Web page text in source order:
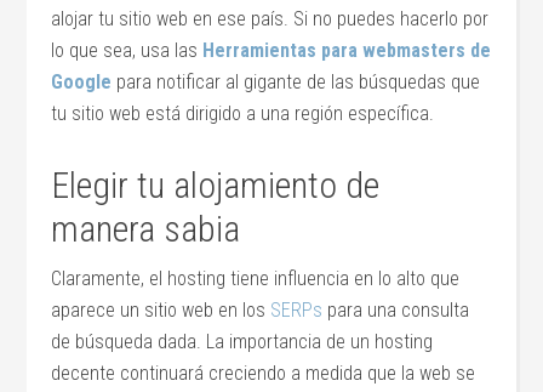
alojar tu sitio web en ese país. Si no puedes hacerlo por
lo que sea, usa las Herramientas para webmasters de
Google para notificar al gigante de las búsquedas que
tu sitio web está dirigido a una región específica.
Elegir tu alojamiento de
manera sabia
Claramente, el hosting tiene influencia en lo alto que
aparece un sitio web en los SERPs para una consulta
de búsqueda dada. La importancia de un hosting
decente continuará creciendo a medida que la web se